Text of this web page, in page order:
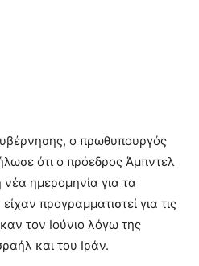
ο πρωθυπουργός
ότι ο πρόεδρος Άμπντελ
νέα ημερομηνία για τα
προγραμματιστεί για τις
τον Ιούνιο λόγω της
και του Ιράν.